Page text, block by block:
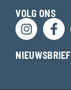
VOLG ONS
NIEUWSBRIEF